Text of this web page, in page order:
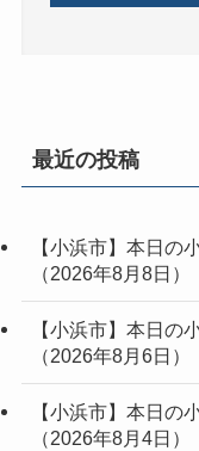
最近の投稿
【小浜市】本日の
（2026年8月8日）
【小浜市】本日の
（2026年8月6日）
【小浜市】本日の
（2026年8月4日）